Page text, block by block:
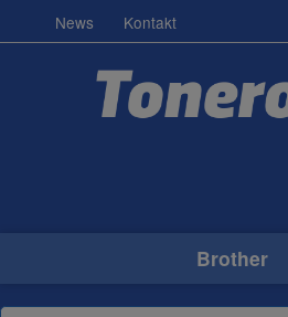
News Kontakt
Brother